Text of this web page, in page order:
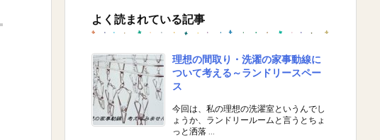
ブ
よく読まれている記事
理想の間取り・洗濯の家事動線に
ついて考える～ランドリースペー
ス
今回は、私の理想の洗濯室というんでし
ょうか、ランドリールームと言うとちょ
っと洒落 ...